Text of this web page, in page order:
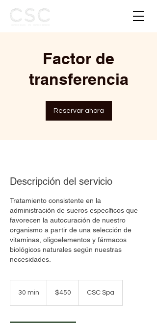
Factor de
transferencia
Reservar ahora
Descripción del servicio
Tratamiento consistente en la
administración de sueros específicos que
favorecen la autocuración de nuestro
organismo a partir de una selección de
vitaminas, oligoelementos y fármacos
biológicos naturales según nuestras
necesidades.
30 min
m
pesos
mexicanos
$450 CSC Spa